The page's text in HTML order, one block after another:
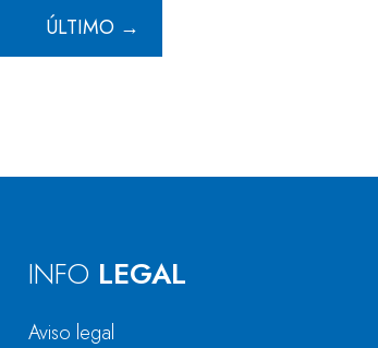
ÚLTIMO →
INFO LEGAL
Aviso legal